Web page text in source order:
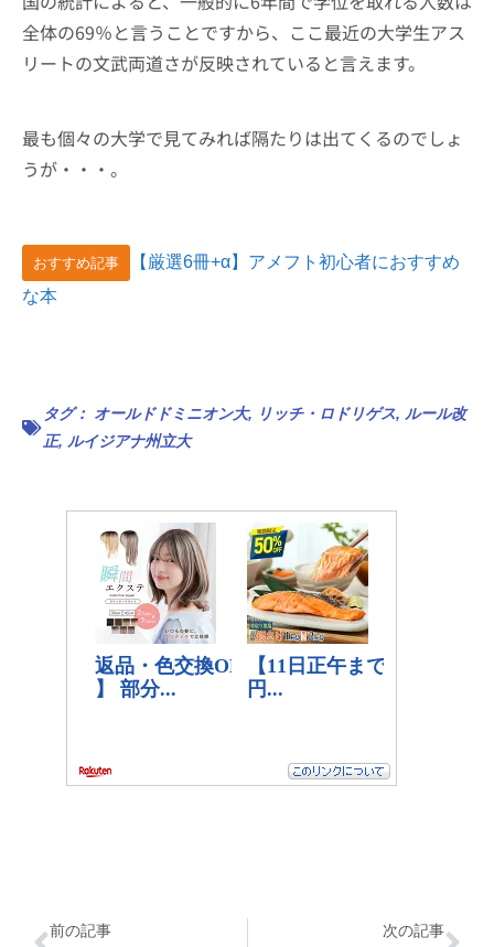
全体の69％と言うことですから、ここ最近の大学生アス
リートの文武両道さが反映されていると言えます。
最も個々の大学で見てみれば隔たりは出てくるのでしょ
うが・・・。
おすすめ記事
【厳選6冊+α】アメフト初心者におすすめ
な本
タグ： オールドドミニオン大, リッチ・ロドリゲス, ルール改
正, ルイジアナ州立大
前の記事 次の記事